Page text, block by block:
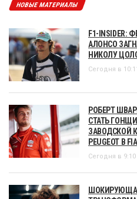
НОВЫЕ МАТЕРИАЛЫ
F1-INSIDER:
АЛОНСО
НИКОЛУ
Сегодня в
РОБЕРТ
СТАТЬ
ЗАВОДСКОЙ
PEUGEOT В
Сегодня в 9:10